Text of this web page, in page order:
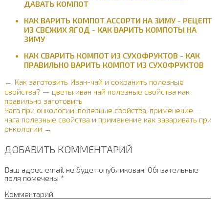
ДАВАТЬ КОМПОТ
КАК ВАРИТЬ КОМПОТ АССОРТИ НА ЗИМУ - РЕЦЕПТ
ИЗ СВЕЖИХ ЯГОД - КАК ВАРИТЬ КОМПОТЫ НА
ЗИМУ
КАК СВАРИТЬ КОМПОТ ИЗ СУХОФРУКТОВ - КАК
ПРАВИЛЬНО ВАРИТЬ КОМПОТ ИЗ СУХОФРУКТОВ
← Как заготовить Иван-чай и сохранить полезные
свойства? — цветы иван чай полезные свойства как
правильно заготовить
Чага при онкологии: полезные свойства, применение —
чага полезные свойства и применение как заваривать при
онкологии →
ДОБАВИТЬ КОММЕНТАРИЙ
Ваш адрес email не будет опубликован. Обязательные
поля помечены *
Комментарий